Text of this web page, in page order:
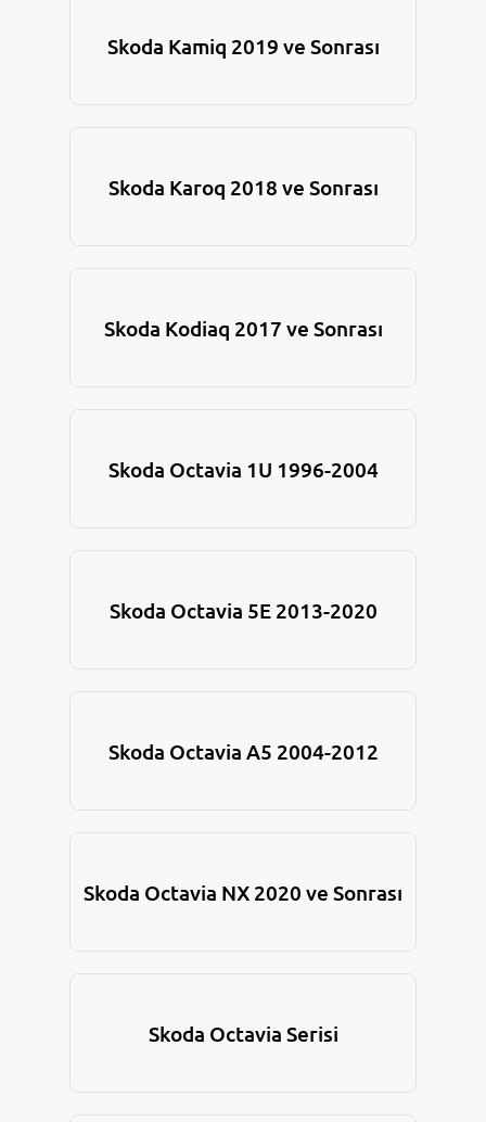
Skoda Kamiq 2019 ve Sonrası
Skoda Karoq 2018 ve Sonrası
Skoda Kodiaq 2017 ve Sonrası
Skoda Octavia 1U 1996-2004
Skoda Octavia 5E 2013-2020
Skoda Octavia A5 2004-2012
Skoda Octavia NX 2020 ve Sonrası
Skoda Octavia Serisi